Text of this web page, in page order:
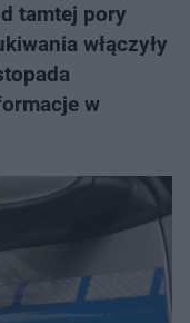
tamtej pory
włączyły
w